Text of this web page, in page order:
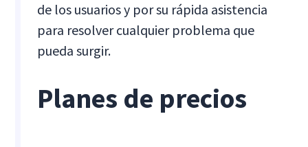
de los usuarios y por su rápida asistencia
para resolver cualquier problema que
pueda surgir.
Planes de precios